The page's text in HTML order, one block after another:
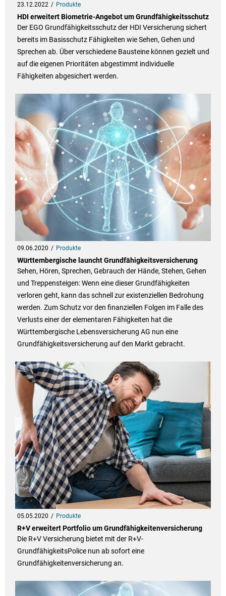
23.12.2022 Produkte
HDI erweitert Biometrie-Angebot um Grundfähigkeitsschutz
Der EGO Grundfähigkeitsschutz der HDI Versicherung sichert
bereits im Basisschutz Fähigkeiten wie Sehen, Gehen und
Sprechen ab. Über verschiedene Bausteine können gezielt und
auf die eigenen Prioritäten abgestimmt individuelle
Fähigkeiten abgesichert werden.
09.06.2020 Produkte
Württembergische launcht Grundfähigkeitsversicherung
Sehen, Hören, Sprechen, Gebrauch der Hände, Stehen, Gehen
und Treppensteigen: Wenn eine dieser Grundfähigkeiten
verloren geht, kann das schnell zur existenziellen Bedrohung
werden. Zum Schutz vor den finanziellen Folgen im Falle des
Verlusts einer der elementaren Fähigkeiten hat die
Württembergische Lebensversicherung AG nun eine
Grundfähigkeitsversicherung auf den Markt gebracht.
05.05.2020 Produkte
R+V erweitert Portfolio um Grundfähigkeitenversicherung
Die R+V Versicherung bietet mit der R+V-
GrundfähigkeitsPolice nun ab sofort eine
Grundfähigkeitenversicherung an.